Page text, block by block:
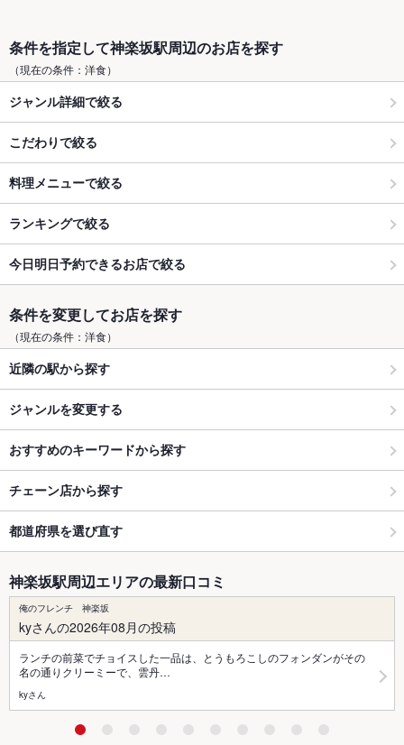
条件を指定して神楽坂駅周辺のお店を探す
（現在の条件：洋食）
ジャンル詳細で絞る
こだわりで絞る
料理メニューで絞る
ランキングで絞る
今日明日予約できるお店で絞る
条件を変更してお店を探す
（現在の条件：洋食）
近隣の駅から探す
ジャンルを変更する
おすすめのキーワードから探す
チェーン店から探す
都道府県を選び直す
神楽坂駅周辺エリアの最新口コミ
俺のフレンチ 神楽坂
kyさんの2026年08月の投稿
ランチの前菜でチョイスした一品は、とうもろこしのフォンダンがその
名の通りクリーミーで、雲丹…
kyさん